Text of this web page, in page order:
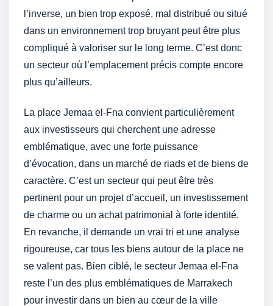
l’inverse, un bien trop exposé, mal distribué ou situé
dans un environnement trop bruyant peut être plus
compliqué à valoriser sur le long terme. C’est donc
un secteur où l’emplacement précis compte encore
plus qu’ailleurs.
La place Jemaa el-Fna convient particulièrement
aux investisseurs qui cherchent une adresse
emblématique, avec une forte puissance
d’évocation, dans un marché de riads et de biens de
caractère. C’est un secteur qui peut être très
pertinent pour un projet d’accueil, un investissement
de charme ou un achat patrimonial à forte identité.
En revanche, il demande un vrai tri et une analyse
rigoureuse, car tous les biens autour de la place ne
se valent pas. Bien ciblé, le secteur Jemaa el-Fna
reste l’un des plus emblématiques de Marrakech
pour investir dans un bien au cœur de la ville